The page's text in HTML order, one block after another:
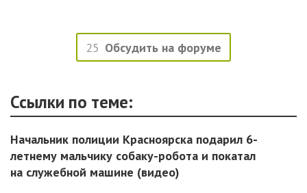
25 Обсудить на форуме
Ссылки по теме:
Начальник полиции Красноярска подарил 6-
летнему мальчику собаку-робота и покатал
на служебной машине (видео)